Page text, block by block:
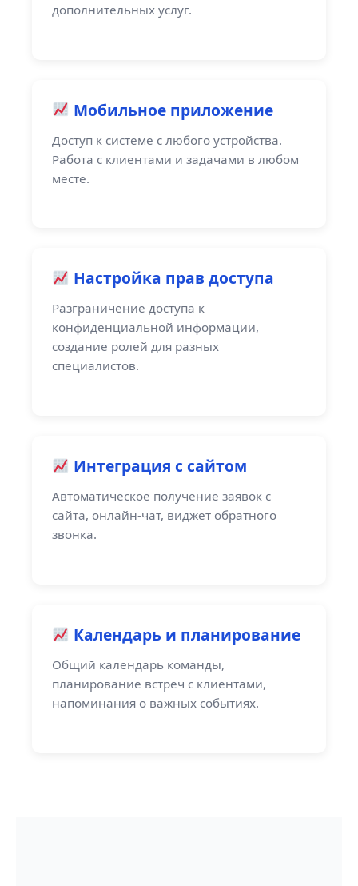
дополнительных услуг.
Мобильное приложение
Доступ к системе с любого устройства.
Работа с клиентами и задачами в любом
месте.
Настройка прав доступа
Разграничение доступа к
конфиденциальной информации,
создание ролей для разных
специалистов.
Интеграция с сайтом
Автоматическое получение заявок с
сайта, онлайн-чат, виджет обратного
звонка.
Календарь и планирование
Общий календарь команды,
планирование встреч с клиентами,
напоминания о важных событиях.